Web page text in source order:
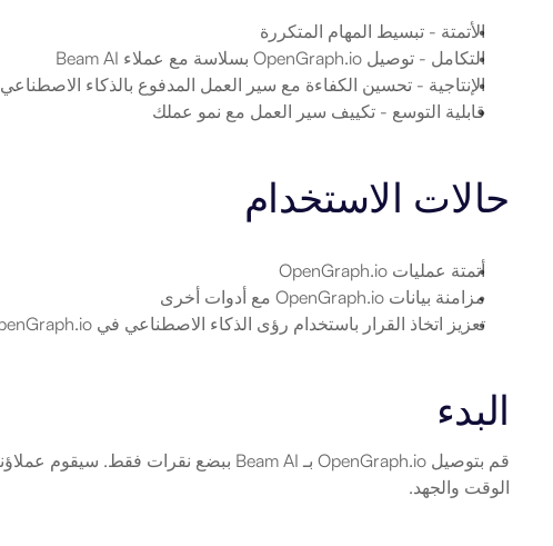
الأتمتة - تبسيط المهام المتكررة
التكامل - توصيل OpenGraph.io بسلاسة مع عملاء Beam AI
الإنتاجية - تحسين الكفاءة مع سير العمل المدفوع بالذكاء الاصطناعي
قابلية التوسع - تكييف سير العمل مع نمو عملك
حالات الاستخدام
أتمتة عمليات OpenGraph.io
مزامنة بيانات OpenGraph.io مع أدوات أخرى
تعزيز اتخاذ القرار باستخدام رؤى الذكاء الاصطناعي في OpenGraph.io
البدء
الوقت والجهد.